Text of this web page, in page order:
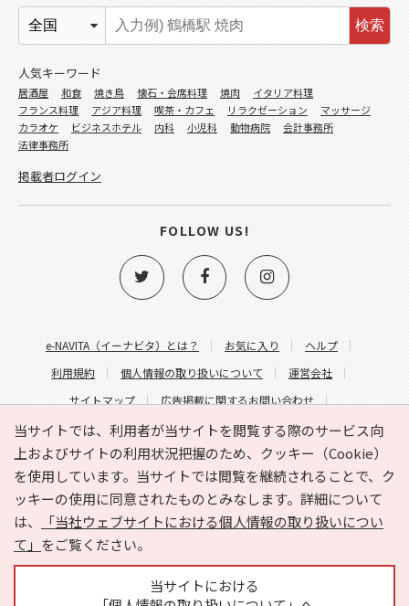
当サイトでは、利用者が当サイトを閲覧する際のサービス向
上およびサイトの利用状況把握のため、クッキー（Cookie）
を使用しています。当サイトでは閲覧を継続されることで、ク
ッキーの使用に同意されたものとみなします。詳細について
は、
「当社ウェブサイトにおける個人情報の取り扱いについ
て」 をご覧ください。
当サイトにおける
e-NAVITA（イーナビタ）とは？ お気に入り
ヘルプ
利用規約
個人情報の取り扱いについて
運営会社
サイトマップ
広告掲載に関するお問い合わせ
サイトの内容に関するお問い合わせ
検索
人気キーワード
居酒屋 和食 焼き鳥 懐石・会席料理 焼肉
イタリア料理
フランス料理
アジア料理 喫茶・カフェ リラクゼーション
マッサージ
カラオケ
ビジネスホテル 内科 小児科 動物病院
会計事務所
法律事務所
掲載者ログイン
FOLLOW US!
Copyright © HYOJITO.Co.,Ltd. All Rights Reserved.